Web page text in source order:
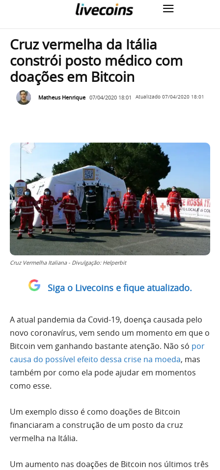
Cruz vermelha da Itália
constrói posto médico com
doações em Bitcoin
Matheus Henrique 07/04/2020 18:01 Atualizado 07/04/2020 18:01
Cruz Vermelha Italiana - Divulgação: Helperbit
Siga o Livecoins e fique atualizado.
A atual pandemia da Covid-19, doença causada pelo
novo coronavírus, vem sendo um momento em que o
Bitcoin vem ganhando bastante atenção. Não só por
causa do possível efeito dessa crise na moeda, mas
também por como ela pode ajudar em momentos
como esse.
Um exemplo disso é como doações de Bitcoin
financiaram a construção de um posto da cruz
vermelha na Itália.
Um aumento nas doações de Bitcoin nos últimos três